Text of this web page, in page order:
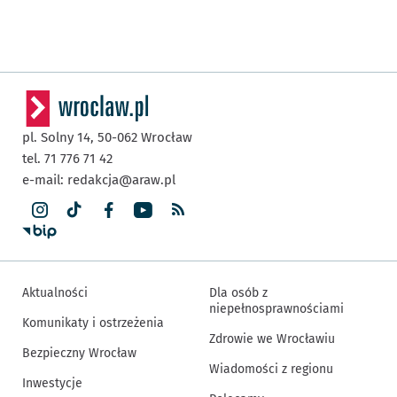
pl. Solny 14, 50-062 Wrocław
tel. 71 776 71 42
e-mail: redakcja@araw.pl
Aktualności
Komunikaty i ostrzeżenia
Bezpieczny Wrocław
Inwestycje
Dla osób z
niepełnosprawnościami
Zdrowie we Wrocławiu
Wiadomości z regionu